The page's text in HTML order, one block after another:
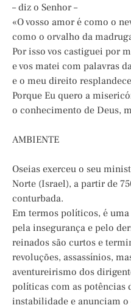
– diz o Senhor –
«O vosso amor é como o
como o orvalho da
Por isso vos castiguei por
e vos matei com palavras
e o meu direito
Porque Eu quero a
o conhecimento de Deus,
AMBIENTE
Oseias exerceu o seu
Norte (Israel), a partir de
conturbada.
Em termos políticos, é
pela insegurança e pelo
reinados são curtos e
revoluções, assassínios,
aventureirismo dos
políticas com as potências
instabilidade e anunciam o